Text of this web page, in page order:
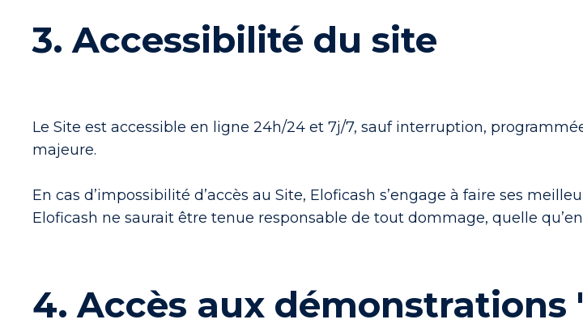
3. Accessibilité du site
Le Site est accessible en ligne 24h/24 et 7j/7, sauf interruption,
majeure.
En cas d’impossibilité d’accès au Site, Eloficash s’engage à faire ses
Eloficash ne saurait être tenue responsable de tout dommage, quelle
4. Accès aux démonstrations